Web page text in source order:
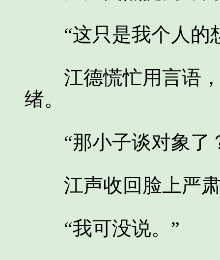
“这只是我个人的
江德慌忙用言语，
绪。
“那小子谈对象了
江声收回脸上严肃
“我可没说。”